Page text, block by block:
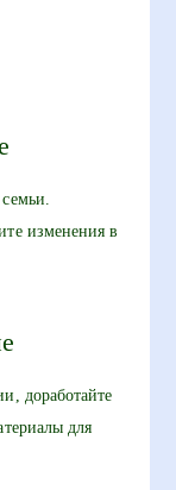
изменения в
доработайте
для